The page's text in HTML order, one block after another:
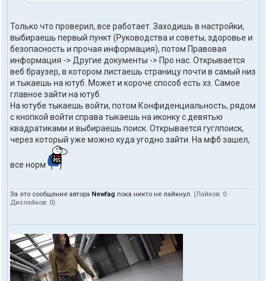
Только что проверил, все работает. Заходишь в настройки,
выбираешь первый пункт (Руководства и советы, здоровье и
безопасность и прочая информация), потом Правовая
информация -> Другие документы -> Про нас. Открывается
веб браузер, в котором листаешь страницу почти в самый низ
и тыкаешь на ютуб. Может и короче способ есть хз. Самое
главное зайти на ютуб.
На ютубе тыкаешь войти, потом Конфиденциальность, рядом
с кнопкой войти справа тыкаешь на иконку с девятью
квадратиками и выбираешь поиск. Открывается гуглпоиск,
через который уже можно куда угодно зайти. На мфб зашел,
все норм
За это сообщение автора Newfag пока никто не лайкнул. (Лайков: 0 ·
Дизлайков: 0)